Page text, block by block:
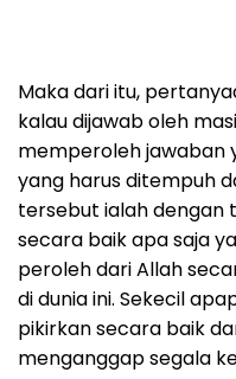
Maka dari itu,
kalau dijawab oleh
memperoleh jawaban
yang harus ditempuh
tersebut ialah dengan
secara baik apa saja
peroleh dari Allah
di dunia ini. Sekecil
pikirkan secara baik
menganggap segala